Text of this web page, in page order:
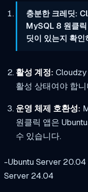
충분한 크레딧:
MySQL 8 원클
딧이 있는지 확인
활성 계정:
활성 상태여야 합니
운영 체제 호환성:
원클릭 앱은
수 있습니다.
-Ubuntu Server
Server 24.04